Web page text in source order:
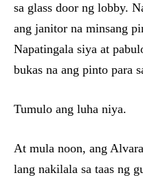
sa glass door ng lobby.
ang janitor na minsang
Napatingala siya at
bukas na ang pinto para
Tumulo ang luha niya.
At mula noon, ang
lang nakilala sa taas ng